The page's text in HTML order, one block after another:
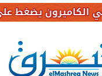
يضغط على إمدادات